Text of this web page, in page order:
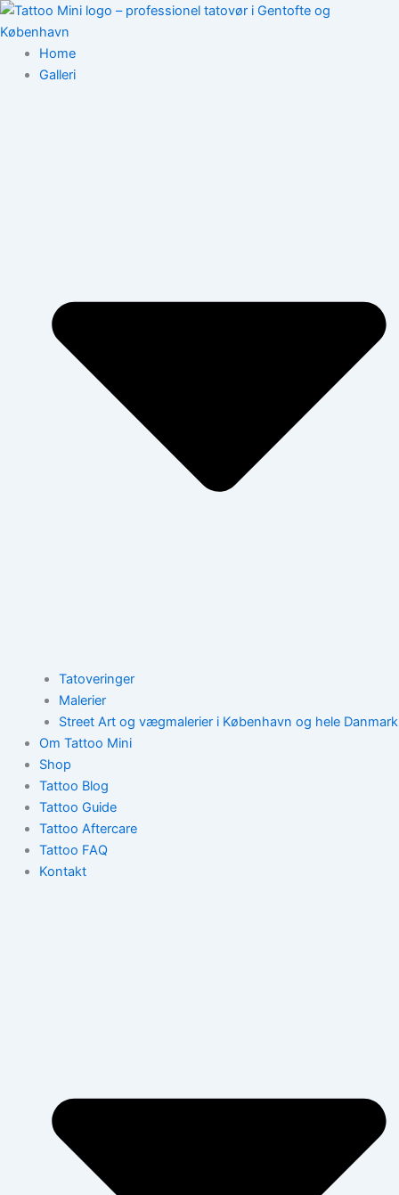
Gå
til
indholdetHome
Galleri
Tatoveringer
Malerier
Street Art og vægmalerier i København og hele Danmark
Om Tattoo Mini
Shop
Tattoo Blog
Tattoo Guide
Tattoo Aftercare
Tattoo FAQ
Kontakt